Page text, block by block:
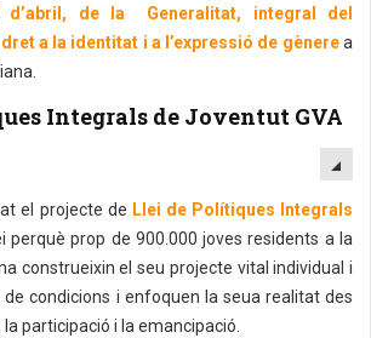
d’abril, de la Generalitat, integral del
a la identitat i a l’expressió de gènerea
Integrals de Joventut GVA
el projecte de Llei de Polítiques Integrals
perquè prop de 900.000 joves residents a la
construeixin el seu projecte vital individual i
de condicions i enfoquen la seua realitat des
participació i la emancipació.